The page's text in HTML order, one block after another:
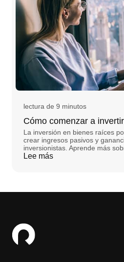
lectura de 9 minutos
Cómo comenzar a
La inversión en bienes raíces
crear ingresos pasivos y
inversionistas. Aprende más
Lee más